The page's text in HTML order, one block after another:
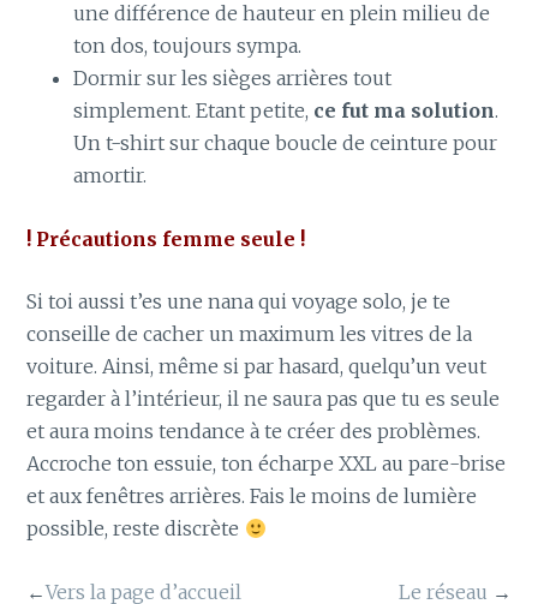
une différence de hauteur en plein milieu de
ton dos, toujours sympa.
Dormir sur les sièges arrières tout
simplement. Etant petite, ce fut ma solution.
Un t-shirt sur chaque boucle de ceinture pour
amortir.
! Précautions femme seule !
Si toi aussi t’es une nana qui voyage solo, je te
conseille de cacher un maximum les vitres de la
voiture. Ainsi, même si par hasard, quelqu’un veut
regarder à l’intérieur, il ne saura pas que tu es seule
et aura moins tendance à te créer des problèmes.
Accroche ton essuie, ton écharpe XXL au pare-brise
et aux fenêtres arrières. Fais le moins de lumière
possible, reste discrète
←Vers la page d’accueil Le réseau →